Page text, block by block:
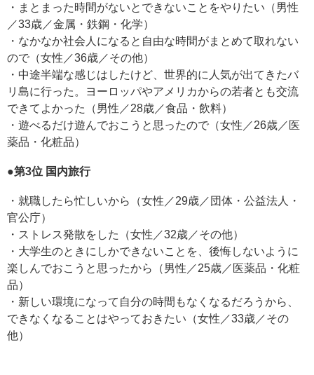
・まとまった時間がないとできないことをやりたい（男性
／33歳／金属・鉄鋼・化学）
・なかなか社会人になると自由な時間がまとめて取れない
ので（女性／36歳／その他）
・中途半端な感じはしたけど、世界的に人気が出てきたバ
リ島に行った。ヨーロッパやアメリカからの若者とも交流
できてよかった（男性／28歳／食品・飲料）
・遊べるだけ遊んでおこうと思ったので（女性／26歳／医
薬品・化粧品）
●第3位 国内旅行
・就職したら忙しいから（女性／29歳／団体・公益法人・
官公庁）
・ストレス発散をした（女性／32歳／その他）
・大学生のときにしかできないことを、後悔しないように
楽しんでおこうと思ったから（男性／25歳／医薬品・化粧
品）
・新しい環境になって自分の時間もなくなるだろうから、
できなくなることはやっておきたい（女性／33歳／その
他）